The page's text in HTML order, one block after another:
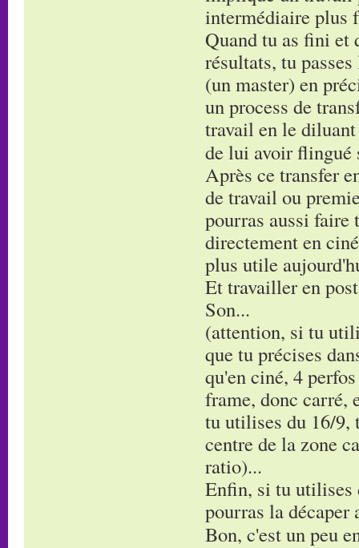
intermédiaire plus
Quand tu as fini et
résultats, tu
(un master) en
un process de
travail en le
de lui avoir flingué
Après ce transfer
de travail ou
pourras aussi
directement en
plus utile
Et travailler en
Son...
(attention, si tu
que tu précises
qu'en ciné, 4
frame, donc carré,
tu utilises du 16/9,
centre de la zone
ratio)...
Enfin, si tu utilises
pourras la décaper
Bon, c'est un peu